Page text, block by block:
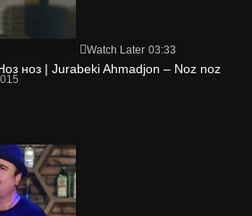
Watch Later 03:33
ноз | Jurabeki Ahmadjon – Noz noz